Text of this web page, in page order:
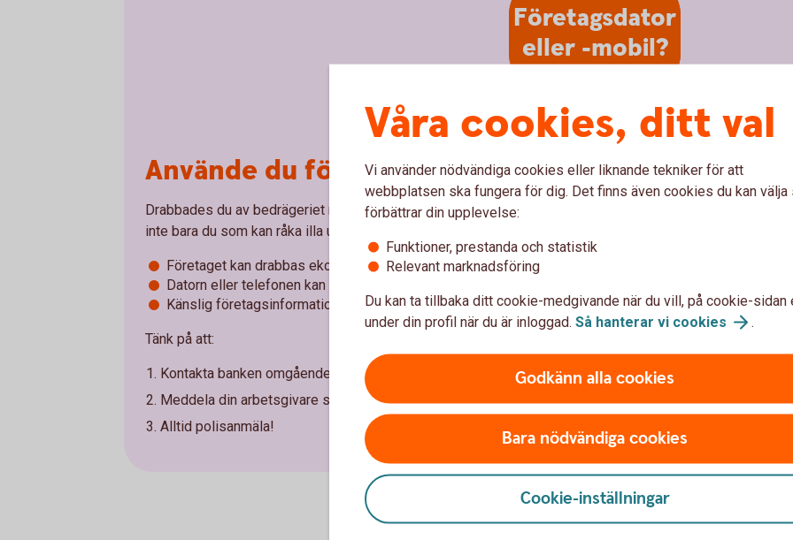
Företagsdator
eller -mobil?
Använde du företagets dator eller mobil när du
Drabbades du av bedrägeriet när du använde företagsdatorn- eller mobilen? Då är det
inte bara du som kan råka illa ut, utan även företaget:
Företaget kan drabbas ekonomiskt.
Datorn eller telefonen kan bli förstörd eller låst.
Känslig företagsinformation kan gå förlorad.
Tänk på att:
Kontakta banken omgående om pengar försvunnit.
Meddela din arbetsgivare så att denne kan genomföra de åtgärder som behövs.
Alltid polisanmäla!
Våra cookies, ditt val
Vi använder nödvändiga cookies eller liknande tekniker för att
webbplatsen ska fungera för dig. Det finns även cookies du kan välja
förbättrar din upplevelse:
Funktioner, prestanda och statistik
Relevant marknadsföring
Du kan ta tillbaka ditt cookie-medgivande när du vill, på cookie-sidan
under din profil när du är inloggad. Så hanterar vi cookies .
Godkänn alla cookies
Bara nödvändiga cookies
Cookie-inställningar